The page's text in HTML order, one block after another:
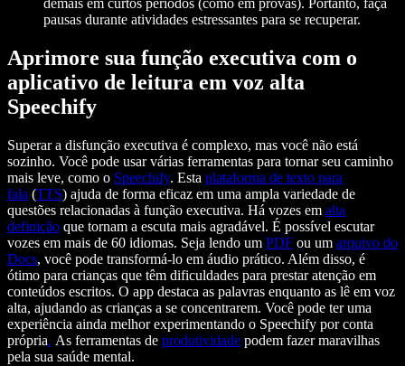
demais em curtos períodos (como em provas). Portanto, faça
pausas durante atividades estressantes para se recuperar.
Aprimore sua função executiva com o
aplicativo de leitura em voz alta
Speechify
Superar a disfunção executiva é complexo, mas você não está
sozinho. Você pode usar várias ferramentas para tornar seu caminho
mais leve, como o Speechify. Esta plataforma de texto para
fala (TTS) ajuda de forma eficaz em uma ampla variedade de
questões relacionadas à função executiva. Há vozes em alta
definição que tornam a escuta mais agradável. É possível escutar
vozes em mais de 60 idiomas. Seja lendo um PDF ou um arquivo do
Docs, você pode transformá-lo em áudio prático. Além disso, é
ótimo para crianças que têm dificuldades para prestar atenção em
conteúdos escritos. O app destaca as palavras enquanto as lê em voz
alta, ajudando as crianças a se concentrarem. Você pode ter uma
experiência ainda melhor experimentando o Speechify por conta
própria. As ferramentas de produtividade podem fazer maravilhas
pela sua saúde mental.